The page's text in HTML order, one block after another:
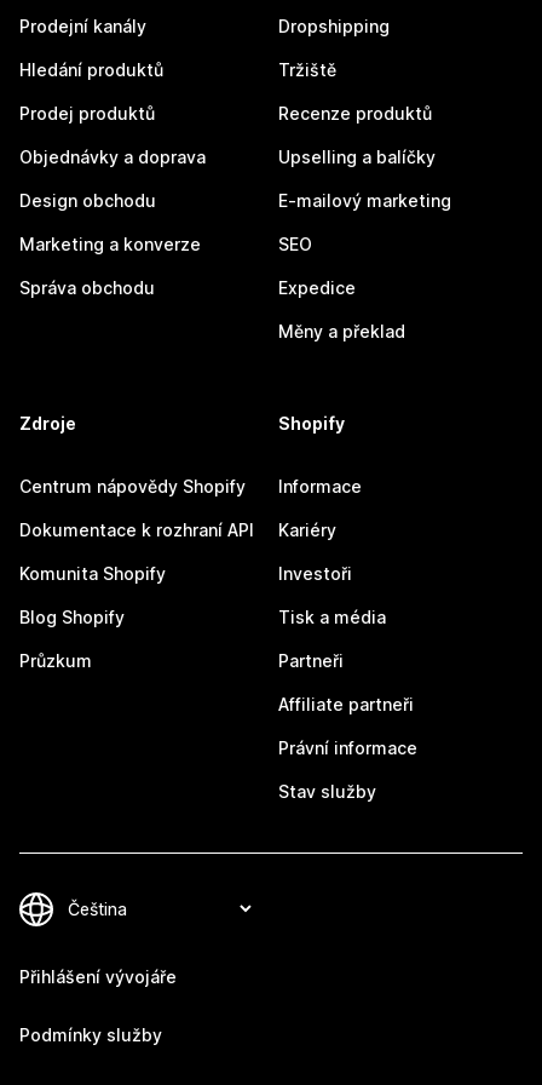
Prodejní kanály
Hledání produktů
Prodej produktů
Objednávky a doprava
Design obchodu
Marketing a konverze
Správa obchodu
Dropshipping
Tržiště
Recenze produktů
Upselling a balíčky
E-mailový marketing
SEO
Expedice
Měny a překlad
Zdroje
Centrum nápovědy Shopify
Dokumentace k rozhraní API
Komunita Shopify
Blog Shopify
Průzkum
Shopify
Informace
Kariéry
Investoři
Tisk a média
Partneři
Affiliate partneři
Právní informace
Stav služby
Přihlášení vývojáře
Podmínky služby